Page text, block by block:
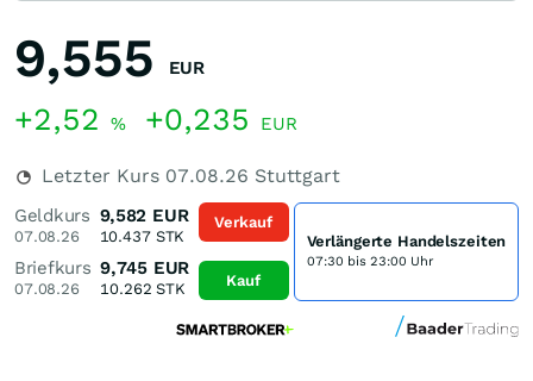
9,555 EUR
+2,52 % +0,235 EUR
Letzter Kurs 07.08.26 Stuttgart
Geldkurs
07.08.26
9,582 EUR
10.437STK
Briefkurs
07.08.26
9,745 EUR
10.262 STK
Verkauf
Kauf
Verlängerte Handelszeiten
07:30 bis 23:00 Uhr